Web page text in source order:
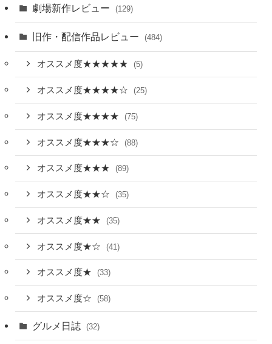
劇場新作レビュー (129)
旧作・配信作品レビュー (484)
オススメ度★★★★★ (5)
オススメ度★★★★☆ (25)
オススメ度★★★★ (75)
オススメ度★★★☆ (88)
オススメ度★★★ (89)
オススメ度★★☆ (35)
オススメ度★★ (35)
オススメ度★☆ (41)
オススメ度★ (33)
オススメ度☆ (58)
グルメ日誌 (32)